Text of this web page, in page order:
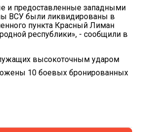
и предоставленные западными
ВСУ были ликвидированы в
пункта Красный Лиман
республики», - сообщили в
высокоточным ударом
10 боевых бронированных